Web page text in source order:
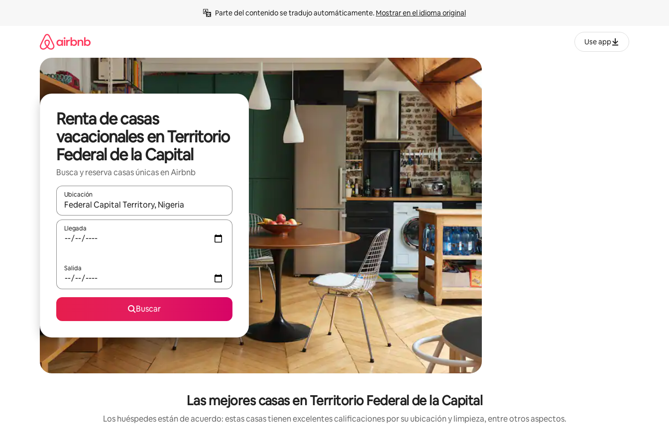
Parte del contenido se tradujo automáticamente. Mostrar en el idioma original
Use app
Renta de casas
vacacionales en Territorio
Federal de la Capital
Busca y reserva casas únicas en Airbnb
Ubicación
Cuando los resultados estén disponibles, podrás navegar usando las teclas de las flechas hacia arriba y hacia abajo, o bien tocando y deslizando la pantalla.
Llegada
Salida
Buscar
Las mejores casas en Territorio Federal de la Capital
Los huéspedes están de acuerdo: estas casas tienen excelentes calificaciones por su ubicación y limpieza, entre otros aspectos.